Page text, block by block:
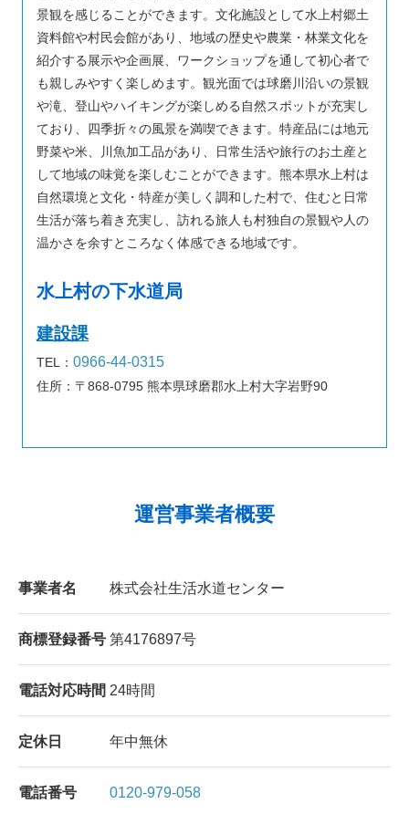
景観を感じることができます。文化施設として水上村郷土
資料館や村民会館があり、地域の歴史や農業・林業文化を
紹介する展示や企画展、ワークショップを通して初心者で
も親しみやすく楽しめます。観光面では球磨川沿いの景観
や滝、登山やハイキングが楽しめる自然スポットが充実し
ており、四季折々の風景を満喫できます。特産品には地元
野菜や米、川魚加工品があり、日常生活や旅行のお土産と
して地域の味覚を楽しむことができます。熊本県水上村は
自然環境と文化・特産が美しく調和した村で、住むと日常
生活が落ち着き充実し、訪れる旅人も村独自の景観や人の
温かさを余すところなく体感できる地域です。
水上村の下水道局
建設課
TEL： 0966-44-0315
住所：〒868-0795 熊本県球磨郡水上村大字岩野90
運営事業者概要
事業者名 株式会社生活水道センター
商標登録番号 第4176897号
電話対応時間 24時間
定休日 年中無休
電話番号 0120-979-058